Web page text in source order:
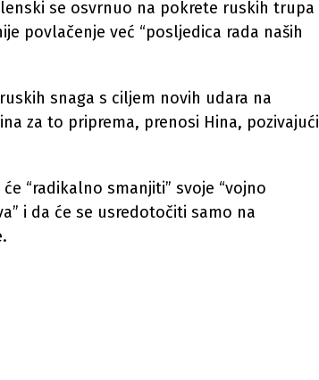
se osvrnuo na pokrete ruskih trupa
povlačenje već “posljedica rada naših
snaga s ciljem novih udara na
za to priprema, prenosi Hina, pozivajući
“radikalno smanjiti” svoje “vojno
i da će se usredotočiti samo na